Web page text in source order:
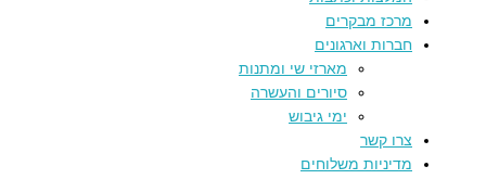
מרכז מבקרים
חברות וארגונים
מארזי שי ומתנות
סיורים והעשרה
ימי גיבוש
צרו קשר
מדיניות משלוחים